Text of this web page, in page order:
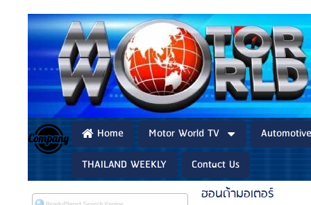
Home Motor World TV
THAILAND WEEKLY
Contact Us
ฮอนด้ามอเตอร์